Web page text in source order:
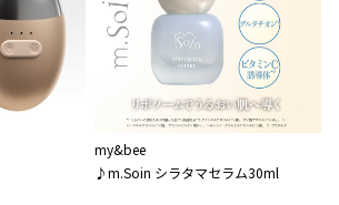
my&bee
♪m.Soin シラタマセラム30ml